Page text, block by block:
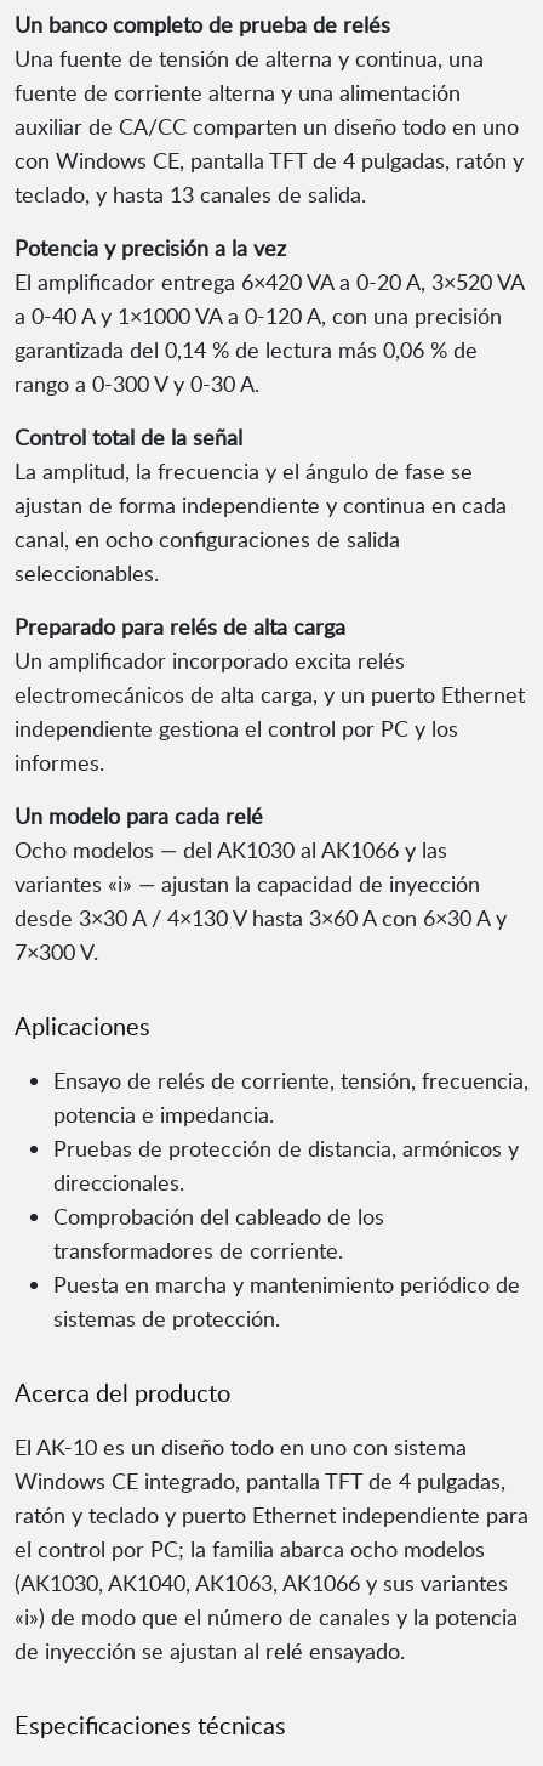
Un banco completo de prueba de relés
Una fuente de tensión de alterna y continua, una
fuente de corriente alterna y una alimentación
auxiliar de CA/CC comparten un diseño todo en uno
con Windows CE, pantalla TFT de 4 pulgadas, ratón y
teclado, y hasta 13 canales de salida.
Potencia y precisión a la vez
El amplificador entrega 6×420 VA a 0-20 A, 3×520 VA
a 0-40 A y 1×1000 VA a 0-120 A, con una precisión
garantizada del 0,14 % de lectura más 0,06 % de
rango a 0-300 V y 0-30 A.
Control total de la señal
La amplitud, la frecuencia y el ángulo de fase se
ajustan de forma independiente y continua en cada
canal, en ocho configuraciones de salida
seleccionables.
Preparado para relés de alta carga
Un amplificador incorporado excita relés
electromecánicos de alta carga, y un puerto Ethernet
independiente gestiona el control por PC y los
informes.
Un modelo para cada relé
Ocho modelos — del AK1030 al AK1066 y las
variantes «i» — ajustan la capacidad de inyección
desde 3×30 A / 4×130 V hasta 3×60 A con 6×30 A y
7×300 V.
Aplicaciones
Ensayo de relés de corriente, tensión, frecuencia,
potencia e impedancia.
Pruebas de protección de distancia, armónicos y
direccionales.
Comprobación del cableado de los
transformadores de corriente.
Puesta en marcha y mantenimiento periódico de
sistemas de protección.
Acerca del producto
El AK-10 es un diseño todo en uno con sistema
Windows CE integrado, pantalla TFT de 4 pulgadas,
ratón y teclado y puerto Ethernet independiente para
el control por PC; la familia abarca ocho modelos
(AK1030, AK1040, AK1063, AK1066 y sus variantes
«i») de modo que el número de canales y la potencia
de inyección se ajustan al relé ensayado.
Especificaciones técnicas